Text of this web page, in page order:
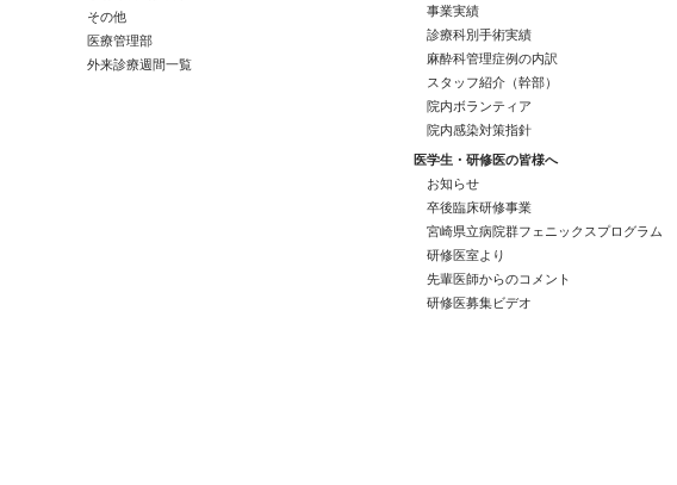
その他
医療管理部
外来診療週間一覧
事業実績
診療科別手術実績
麻酔科管理症例の内訳
スタッフ紹介（幹部）
院内ボランティア
院内感染対策指針
医学生・研修医の皆様へ
お知らせ
卒後臨床研修事業
宮崎県立病院群フェニックスプログラム
研修医室より
先輩医師からのコメント
研修医募集ビデオ